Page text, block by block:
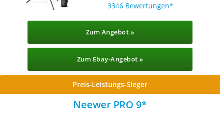
3346 Bewertungen
Zum Angebot »
Zum Ebay-Angebot »
Preis-Leistungs-Sieger
Neewer PRO 9